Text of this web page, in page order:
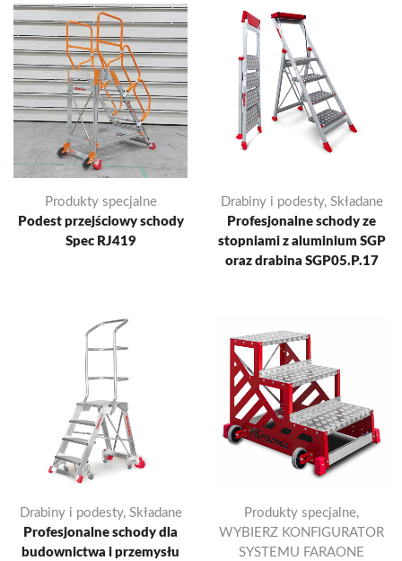
Produkty specjalne
Podest przejściowy schody
Spec RJ419
Drabiny i podesty, Składane
Profesjonalne schody ze
stopniami z aluminium SGP
oraz drabina SGP05.P.17
Drabiny i podesty, Składane
Profesjonalne schody dla
budownictwa i przemysłu
Produkty specjalne,
WYBIERZ KONFIGURATOR
SYSTEMU FARAONE